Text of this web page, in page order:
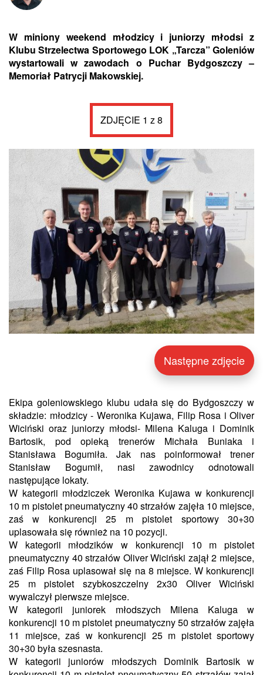
W miniony weekend młodzicy i juniorzy młodsi z
Klubu Strzelectwa Sportowego LOK „Tarcza” Goleniów
wystartowali w zawodach o Puchar Bydgoszczy –
Memoriał Patrycji Makowskiej.
ZDJĘCIE 1 z 8
Następne zdjęcie
Ekipa goleniowskiego klubu udała się do Bydgoszczy w
składzie: młodzicy - Weronika Kujawa, Filip Rosa i Oliver
Wiciński oraz juniorzy młodsi- Milena Kaluga i Dominik
Bartosik, pod opieką trenerów Michała Buniaka i
Stanisława Bogumiła. Jak nas poinformował trener
Stanisław Bogumił, nasi zawodnicy odnotowali
następujące lokaty.
W kategorii młodziczek Weronika Kujawa w konkurencji
10 m pistolet pneumatyczny 40 strzałów zajęła 10 miejsce,
zaś w konkurencji 25 m pistolet sportowy 30+30
uplasowała się również na 10 pozycji.
W kategorii młodzików w konkurencji 10 m pistolet
pneumatyczny 40 strzałów Oliver Wiciński zajął 2 miejsce,
zaś Filip Rosa uplasował się na 8 miejsce. W konkurencji
25 m pistolet szybkoszczelny 2x30 Oliver Wiciński
wywalczył pierwsze miejsce.
W kategorii juniorek młodszych Milena Kaluga w
konkurencji 10 m pistolet pneumatyczny 50 strzałów zajęła
11 miejsce, zaś w konkurencji 25 m pistolet sportowy
30+30 była szesnasta.
W kategorii juniorów młodszych Dominik Bartosik w